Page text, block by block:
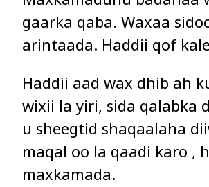
gaarka qaba. Waxaa
arintaada. Haddii qof
Haddii aad wax dhib ah
wixii la yiri, sida qalabka
u sheegtid shaqaalaha
maqal oo la qaadi karo ,
maxkamada.